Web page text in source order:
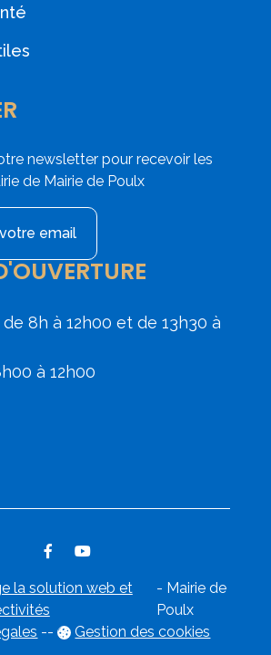
newsletter pour recevoir les
de Mairie de Poulx
email
8h à 12h00 et de 13h30 à
à 12h00
la solution web et
- Mairie de
Poulx
-- Gestion des cookies